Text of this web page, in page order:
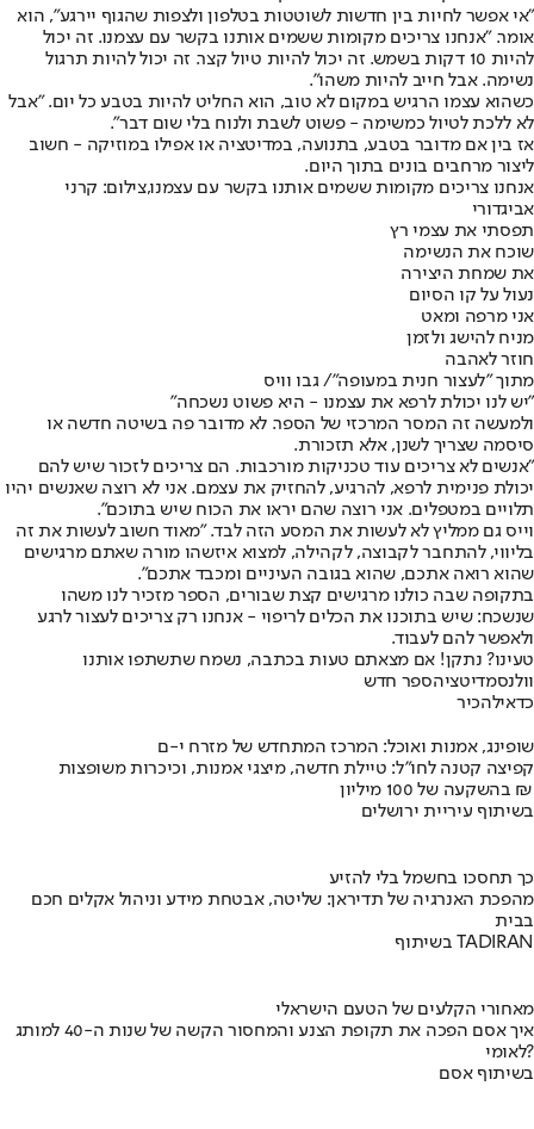
"אי אפשר לחיות בין חדשות לשוטטות בטלפון ולצפות שהגוף יירגע", הוא
אומר. "אנחנו צריכים מקומות ששמים אותנו בקשר עם עצמנו. זה יכול
להיות 10 דקות בשמש. זה יכול להיות טיול קצר. זה יכול להיות תרגול
נשימה. אבל חייב להיות משהו".
כשהוא עצמו הרגיש במקום לא טוב, הוא החליט להיות בטבע כל יום. "אבל
לא ללכת לטיול כמשימה - פשוט לשבת ולנוח בלי שום דבר".
אז בין אם מדובר בטבע, בתנועה, במדיטציה או אפילו במוזיקה - חשוב
ליצור מרחבים בונים בתוך היום.
אנחנו צריכים מקומות ששמים אותנו בקשר עם עצמנו,צילום: קרני
אביגדורי
תפסתי את עצמי רץ
שוכח את הנשימה
את שמחת היצירה
נעול על קו הסיום
אני מרפה ומאט
מניח להישג ולזמן
חוזר לאהבה
מתוך "לעצור חנית במעופה"/ גבו וויס
"יש לנו יכולת לרפא את עצמנו - היא פשוט נשכחה"
ולמעשה זה המסר המרכזי של הספר. לא מדובר פה בשיטה חדשה או
סיסמה שצריך לשנן, אלא תזכורת.
"אנשים לא צריכים עוד טכניקות מורכבות. הם צריכים לזכור שיש להם
יכולת פנימית לרפא, להרגיע, להחזיק את עצמם. אני לא רוצה שאנשים יהיו
תלויים במטפלים. אני רוצה שהם יראו את הכוח שיש בתוכם".
וייס גם ממליץ לא לעשות את המסע הזה לבד. "מאוד חשוב לעשות את זה
בליווי, להתחבר לקבוצה, לקהילה, למצוא איזשהו מורה שאתם מרגישים
שהוא רואה אתכם, שהוא בגובה העיניים ומכבד אתכם".
בתקופה שבה כולנו מרגישים קצת שבורים, הספר מזכיר לנו משהו
שנשכח: שיש בתוכנו את הכלים לריפוי - אנחנו רק צריכים לעצור לרגע
ולאפשר להם לעבוד.
טעינו? נתקן! אם מצאתם טעות בכתבה, נשמח שתשתפו אותנו
וולנסמדיטציהספר חדש
כדאילהכיר
שופינג, אמנות ואוכל: המרכז המתחדש של מזרח י-ם
קפיצה קטנה לחו"ל: טיילת חדשה, מיצגי אמנות, וכיכרות משופצות
בהשקעה של 100 מיליון ₪
בשיתוף עיריית ירושלים
כך תחסכו בחשמל בלי להזיע
מהפכת האנרגיה של תדיראן: שליטה, אבטחת מידע וניהול אקלים חכם
בבית
בשיתוף TADIRAN
מאחורי הקלעים של הטעם הישראלי
איך אסם הפכה את תקופת הצנע והמחסור הקשה של שנות ה-40 למותג
לאומי?
בשיתוף אסם